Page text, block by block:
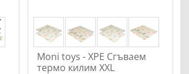
Moni toys - XPE Сгъваем
термо килим XXL